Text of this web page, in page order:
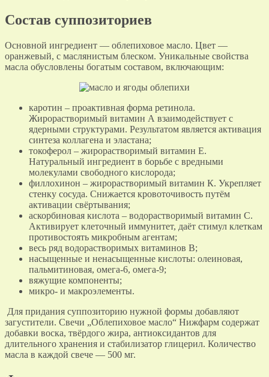
Состав суппозиториев
Основной ингредиент — облепиховое масло. Цвет —
оранжевый, с маслянистым блеском. Уникальные свойства
масла обусловлены богатым составом, включающим:
каротин – проактивная форма ретинола.
Жирорастворимый витамин А взаимодействует с
ядерными структурами. Результатом является активация
синтеза коллагена и эластана;
токоферол – жирорастворимый витамин Е.
Натуральный ингредиент в борьбе с вредными
молекулами свободного кислорода;
филлохинон – жирорастворимый витамин К. Укрепляет
стенку сосуда. Снижается кровоточивость путём
активации свёртывания;
аскорбиновая кислота – водорастворимый витамин С.
Активирует клеточный иммунитет, даёт стимул клеткам
противостоять микробным агентам;
весь ряд водорастворимых витаминов В;
насыщенные и ненасыщенные кислоты: олеиновая,
пальмитиновая, омега-6, омега-9;
вяжущие компоненты;
микро- и макроэлементы.
Для придания суппозиторию нужной формы добавляют
загустители. Свечи „Облепиховое масло“ Нижфарм содержат
добавки воска, твёрдого жира, антиоксидантов для
длительного хранения и стабилизатор глицерил. Количество
масла в каждой свече — 500 мг.